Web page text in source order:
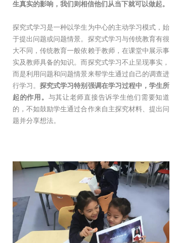
生真实的影响，我们则相信他们从当下就可以做起。
探究式学习是一种以学生为中心的主动学习模式，始
于提出问题或问题情景。探究式学习与传统教育有很
大不同，传统教育一般依赖于教师，在课堂中展示事
实及教师具备的知识。而探究式学习不止呈现事实，
而是利用问题和问题情景来帮学生通过自己的调查进
行学习。探究式学习特别强调在学习过程中，学生所
起的作用。 与其让老师直接告诉学生他们需要知道
的，不如鼓励学生通过合作来自主探究材料、提出问
题并分享想法。